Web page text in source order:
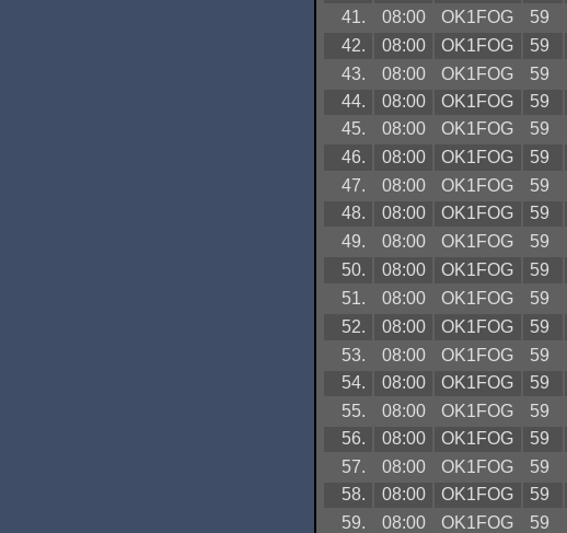
41.
08:00 OK1FOG 59
42.
08:00 OK1FOG 59
43.
08:00 OK1FOG 59
44.
08:00 OK1FOG 59
45.
08:00 OK1FOG 59
46.
08:00 OK1FOG 59
47.
08:00 OK1FOG 59
48.
08:00 OK1FOG 59
49.
08:00 OK1FOG 59
50.
08:00 OK1FOG 59
51.
08:00 OK1FOG 59
52.
08:00 OK1FOG 59
53.
08:00 OK1FOG 59
54.
08:00 OK1FOG 59
55.
08:00 OK1FOG 59
56.
08:00 OK1FOG 59
57.
08:00 OK1FOG 59
58.
08:00 OK1FOG 59
59.
08:00 OK1FOG 59